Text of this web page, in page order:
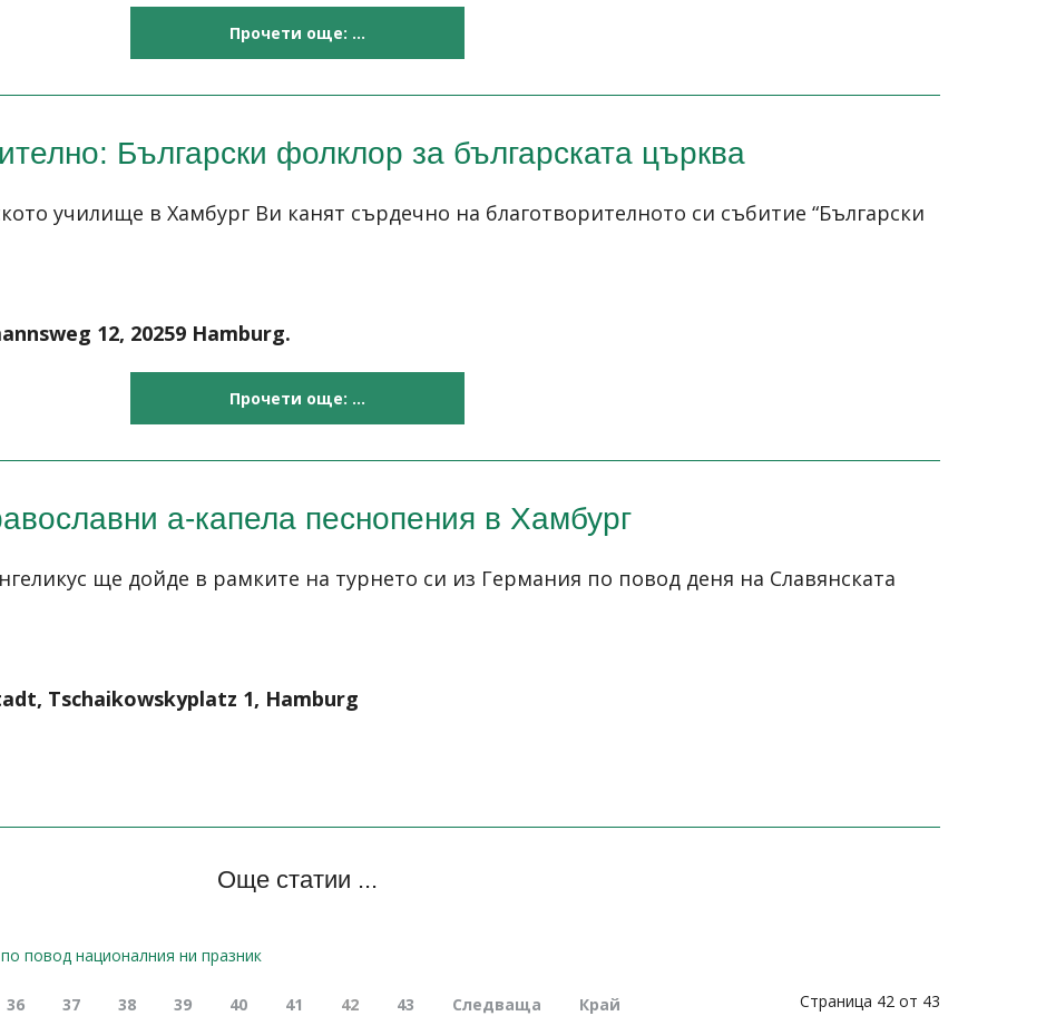
Прочети още: ...
Български фолклор за българската църква
училище в Хамбург Ви канят сърдечно на благотворителното си събитие “Български
12, 20259 Hamburg.
Прочети още: ...
а-капела песнопения в Хамбург
ще дойде в рамките на турнето си из Германия по повод деня на Славянската
Tschaikowskyplatz 1, Hamburg
Още статии ...
повод националния ни празник
Страница 42 от 43
36 37 38 39 40 41 42 43 Следваща Край